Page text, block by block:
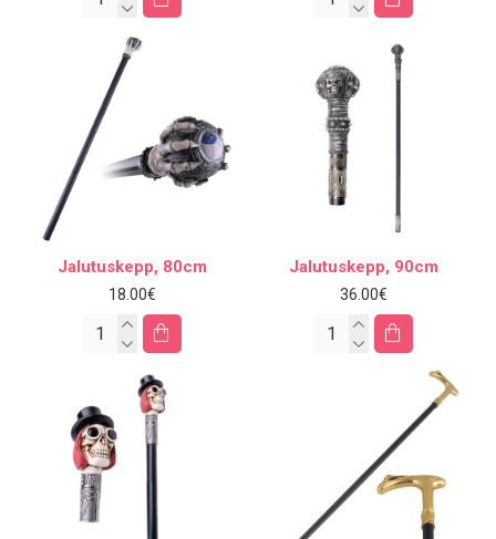
Jalutuskepp, 80cm
18.00€
Jalutuskepp, 90cm
36.00€